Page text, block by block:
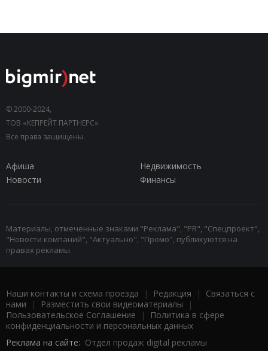
© 2000-2024,
ТОВ «КЕПРЕЙТ ПАРТНЕРС».
Все права защищены.
Афиша
Недвижимость
Новости
Финансы
Материалы, отмеченные знаками "Реклама", "PR", "Спецпроект",
"Новости компаний", "Актуально", "Промо", публикуются на
правах рекламы.
Наши контакты и схема проезда | Редакция | Связаться с
нами | Разместить свои видеоматериалы |
Пользовательское Соглашение |
Политика в сфере
конфиденциальности и персональных данных
Реклама на сайте: Отдел продаж digital рекламы